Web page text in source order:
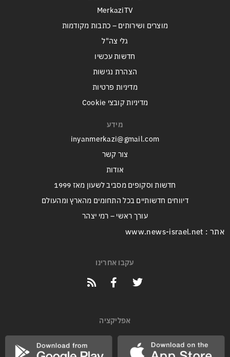
MerkaziTV
מוצרים ושירותים – כתבות מקודמות
גלי צה"ל
חדשות עכשיו
הצהרת נגישות
מדיניות פרטיות
מדיניות קובצי Cookie
מידע
inyanmerkazi@gmail.com
צור קשר
אודות
חדשות וסקופים מסביב לשעון מאז 1999
דיווחים חדשותיים בכל התחומים מהארץ ומהעולם
עורך ראשי – רמי יצהר
אתר : www.news-israel.net
עקבו אחרינו
אפליקציה